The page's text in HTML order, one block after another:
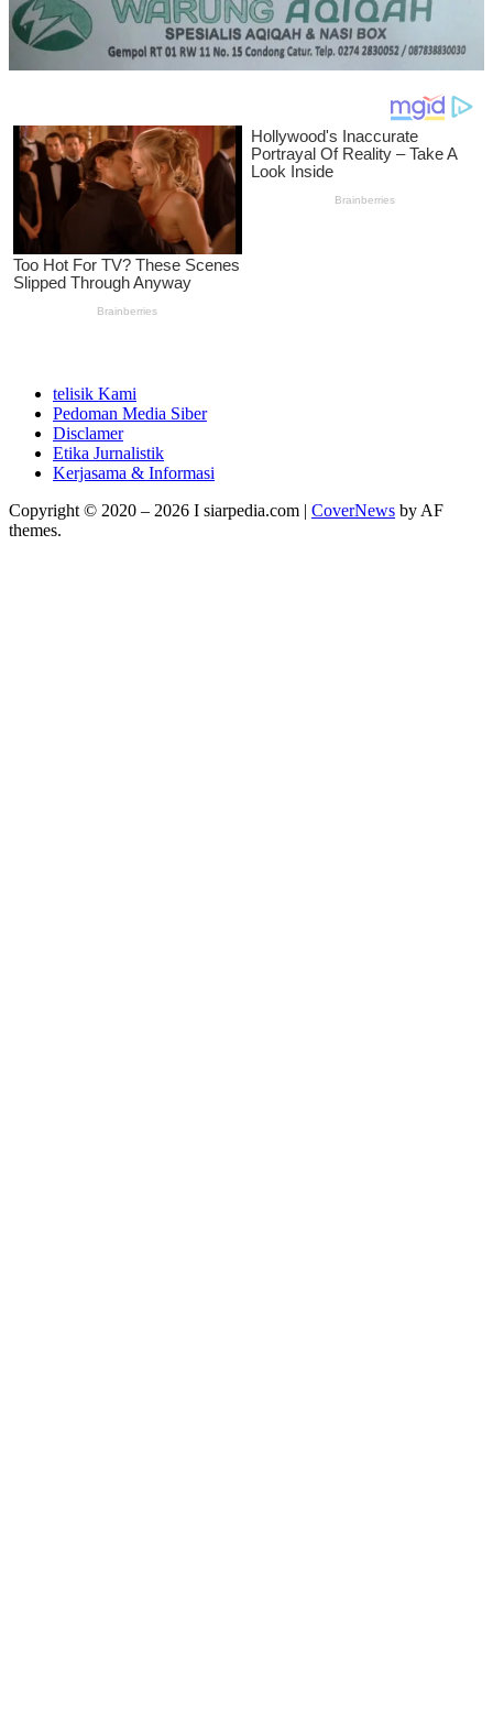
telisik Kami
Pedoman Media Siber
Disclamer
Etika Jurnalistik
Kerjasama & Informasi
Copyright © 2020 – 2026 I siarpedia.com | CoverNews by AF
themes.